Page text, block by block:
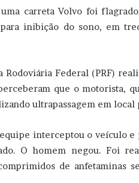
carreta Volvo foi
para inibição do sono, em
Rodoviária Federal (PRF)
que o motorista,
ultrapassagem em
equipe interceptou o veículo
O homem negou. Foi
de anfetaminas